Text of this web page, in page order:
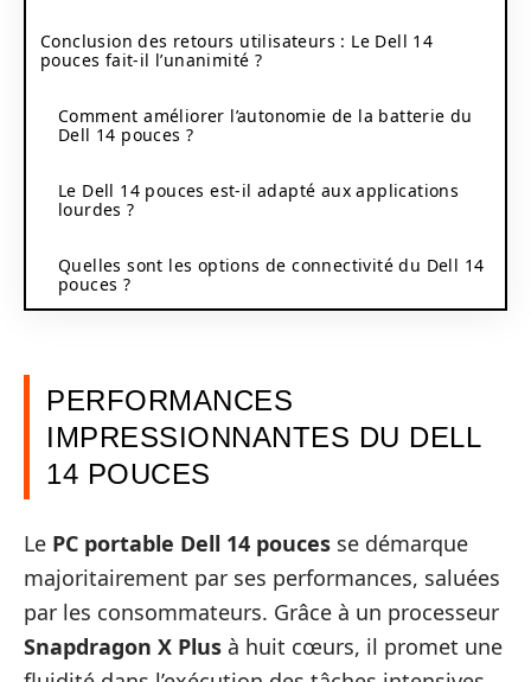
Conclusion des retours utilisateurs : Le Dell 14
pouces fait-il l’unanimité ?
Comment améliorer l’autonomie de la batterie du
Dell 14 pouces ?
Le Dell 14 pouces est-il adapté aux applications
lourdes ?
Quelles sont les options de connectivité du Dell 14
pouces ?
PERFORMANCES
IMPRESSIONNANTES DU DELL
14 POUCES
Le PC portable Dell 14 pouces se démarque
majoritairement par ses performances, saluées
par les consommateurs. Grâce à un processeur
Snapdragon X Plus à huit cœurs, il promet une